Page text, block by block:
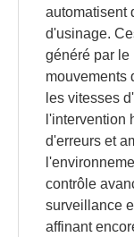
automatisent
d'usinage.
généré par
mouvements
les vitesses
l'intervention
d'erreurs et
contrôle
surveillance
affinant